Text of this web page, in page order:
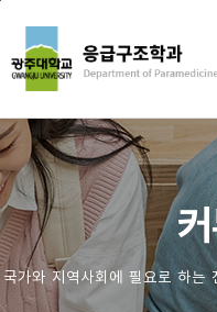
국가와 지역사회에 필요로 하는